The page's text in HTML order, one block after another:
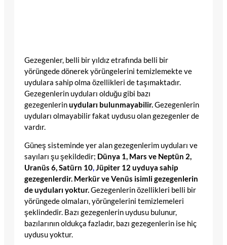
Gezegenler, belli bir yıldız etrafında belli bir
yörüngede dönerek yörüngelerini temizlemekte ve
uydulara sahip olma özellikleri de taşımaktadır.
Gezegenlerin uyduları olduğu gibi bazı
gezegenlerinuyduları bulunmayabilir.Gezegenlerin
uyduları olmayabilir fakat uydusu olan gezegenler de
vardır.
Güneş sisteminde yer alan gezegenlerim uyduları ve
sayıları şu şekildedir; Dünya 1, Mars ve Neptün 2,
Uranüs 6, Satürn 10,Jüpiter 12 uyduya sahip
gezegenlerdir. Merkür ve Venüs isimli gezegenlerin
de uyduları yoktur.Gezegenlerin özellikleri belli bir
yörüngede olmaları, yörüngelerini temizlemeleri
şeklindedir. Bazı gezegenlerin uydusu bulunur,
bazılarının oldukça fazladır, bazı gezegenlerin ise hiç
uydusu yoktur.